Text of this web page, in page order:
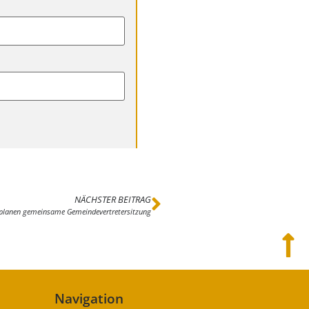
NÄCHSTER BEITRAG
gemeinsame Gemeindevertretersitzung
Navigation